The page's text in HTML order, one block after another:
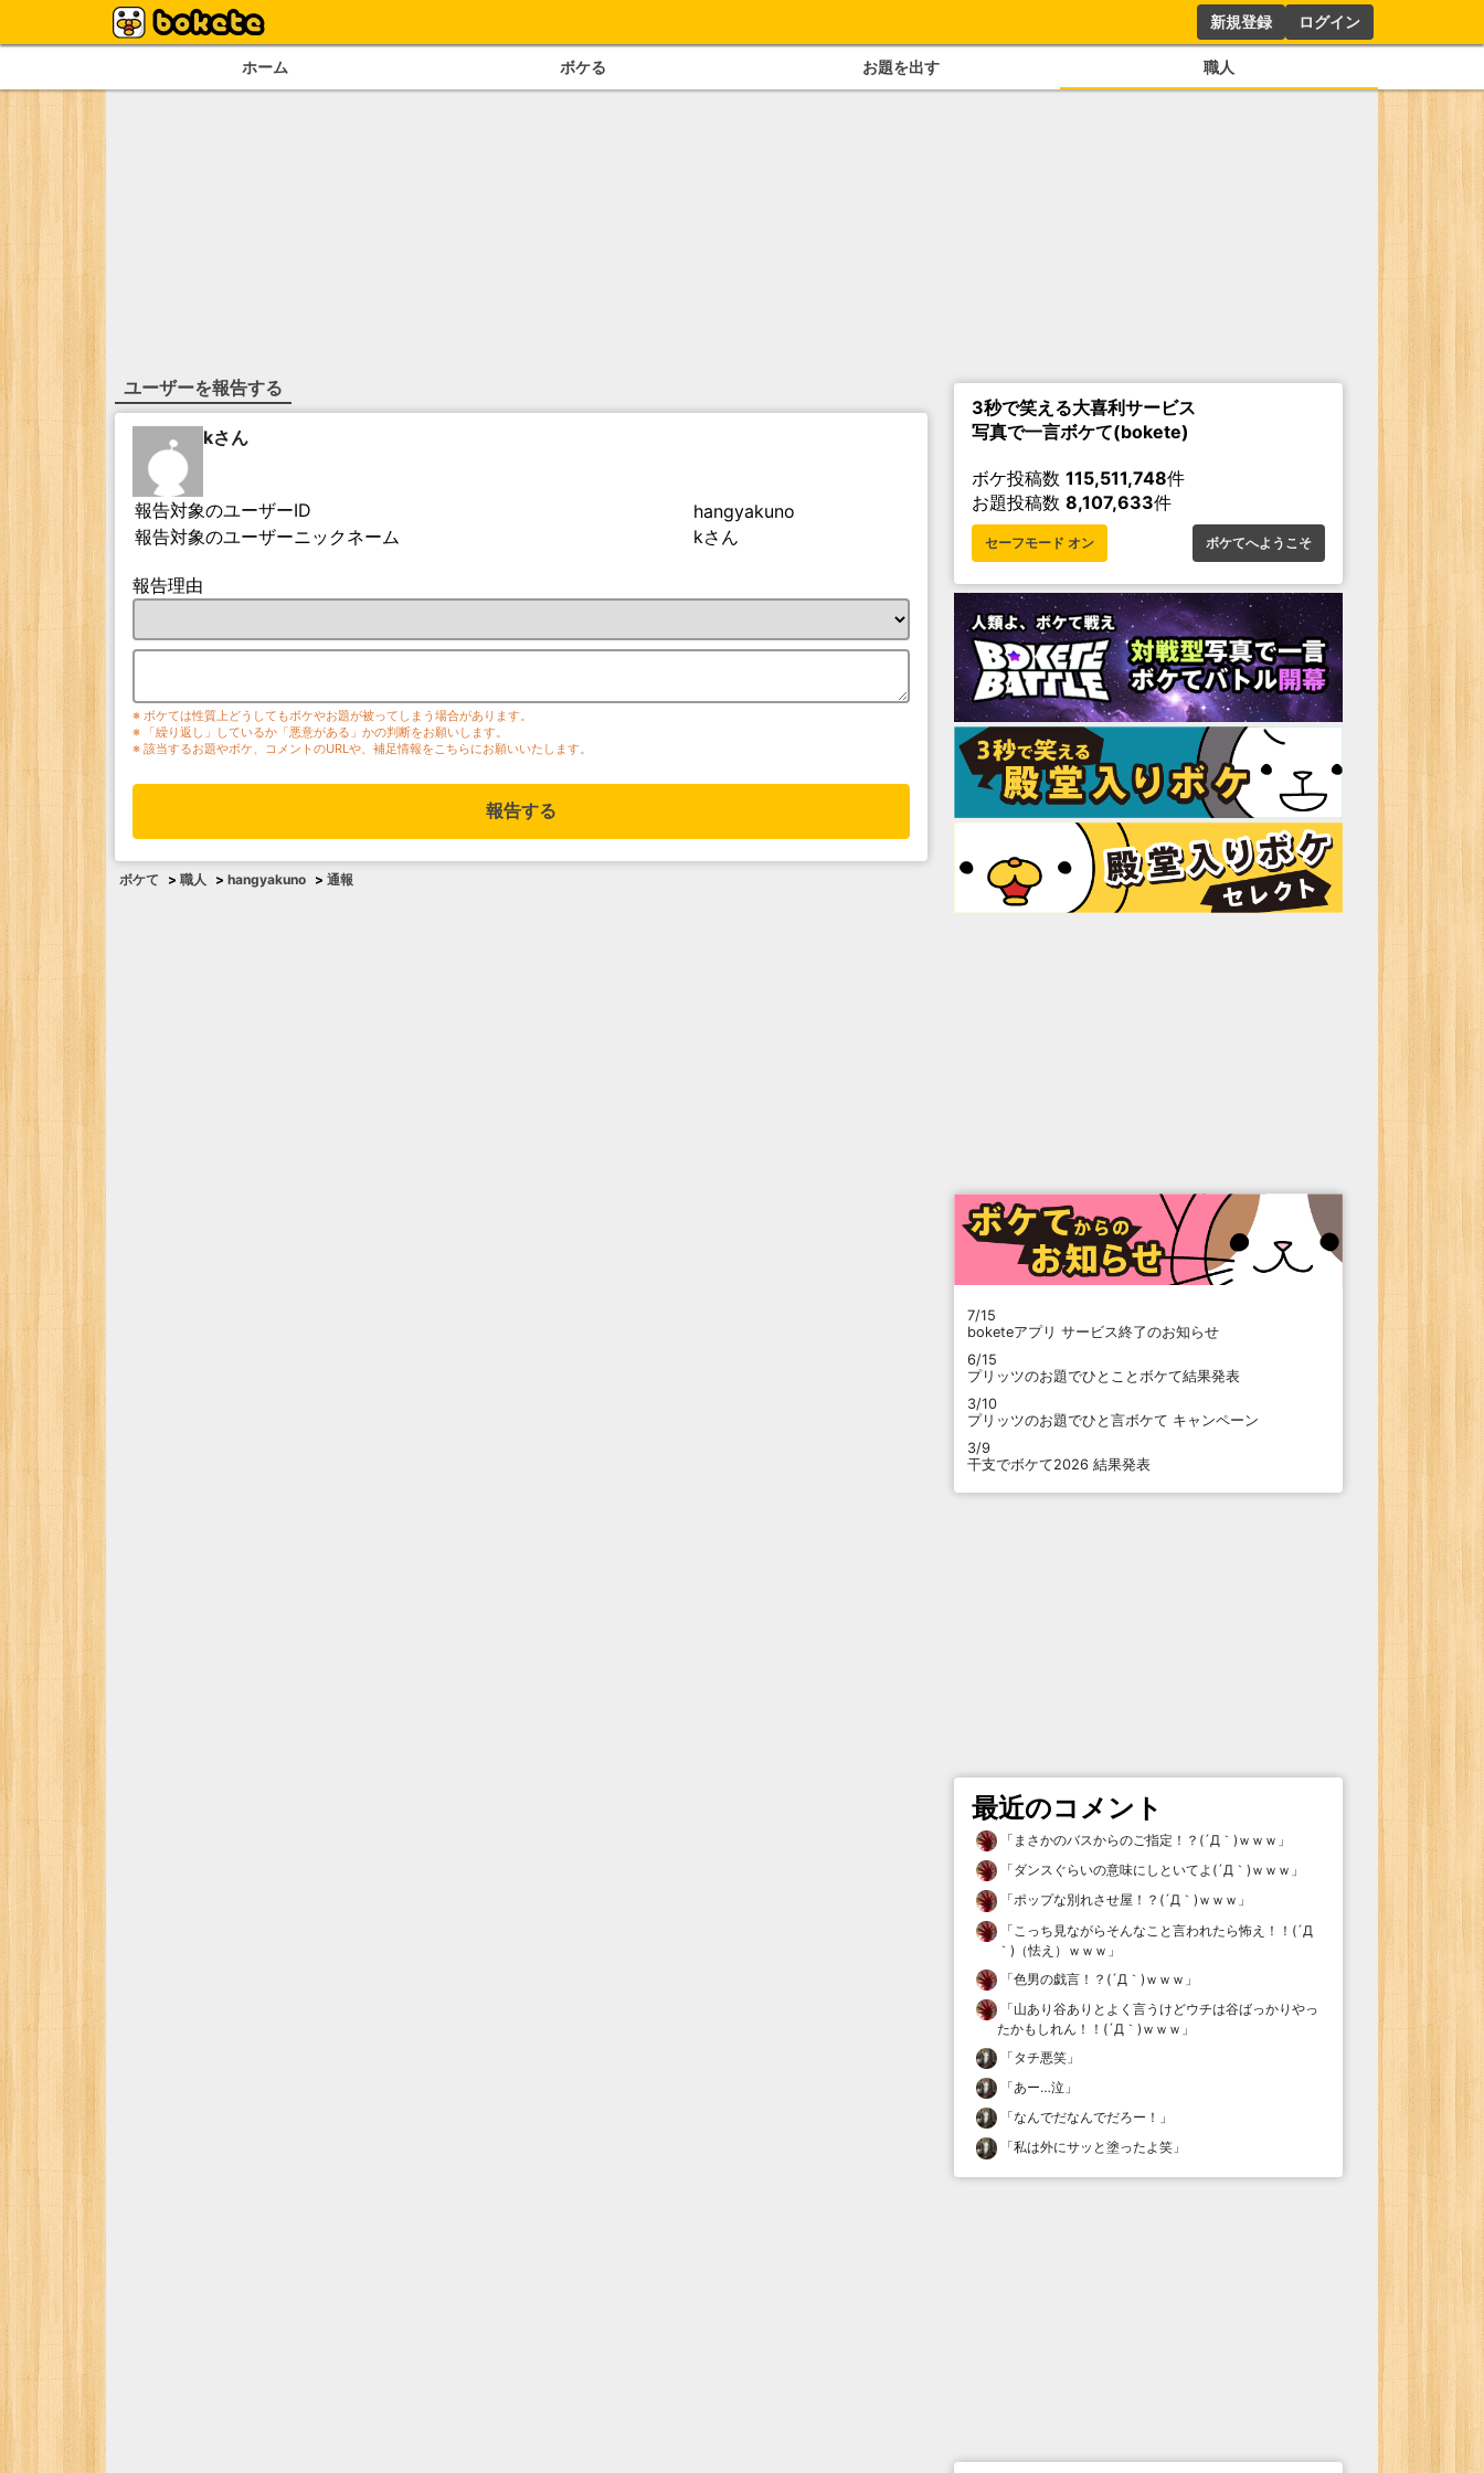
新規登録 ログイン
ホーム ボケる お題を出す 職人
ユーザーを報告する
kさん
報告対象のユーザーID
hangyakuno
報告対象のユーザーニックネーム
kさん
報告理由
※ ボケては性質上どうしてもボケやお題が被ってしまう場合があります。
※ 「繰り返し」しているか「悪意がある」かの判断をお願いします。
※ 該当するお題やボケ、コメントのURLや、補足情報をこちらにお願いいたします。
報告する
ボケて > 職人 > hangyakuno > 通報
3秒で笑える大喜利サービス
写真で一言ボケて(bokete)
ボケ投稿数 115,511,748件
お題投稿数 8,107,633件
セーフモード オン ボケてへようこそ
7/15
boketeアプリ サービス終了のお知らせ
6/15
プリッツのお題でひとことボケて結果発表
3/10
プリッツのお題でひと言ボケて キャンペーン
3/9
干支でボケて2026 結果発表
最近のコメント
「 まさかのバスからのご指定！？(´Д｀)ｗｗｗ 」
「ダンスぐらいの意味にしといてよ(´Д｀)ｗｗｗ 」
「ポップな別れさせ屋！？(´Д｀)ｗｗｗ 」
「 こっち見ながらそんなこと言われたら怖え！！(´Д
｀)（怯え）ｗｗｗ 」
「色男の戯言！？(´Д｀)ｗｗｗ 」
「山あり谷ありとよく言うけどウチは谷ばっかりやっ
たかもしれん！！(´Д｀)ｗｗｗ 」
「タチ悪笑 」
「あー…泣 」
「なんでだなんでだろー！ 」
「私は外にサッと塗ったよ笑 」